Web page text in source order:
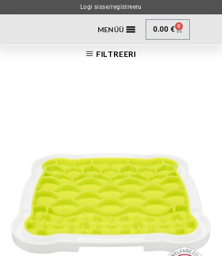
Logi sisse/registreeru
MENÜÜ 0.00€ 0
FILTREERI